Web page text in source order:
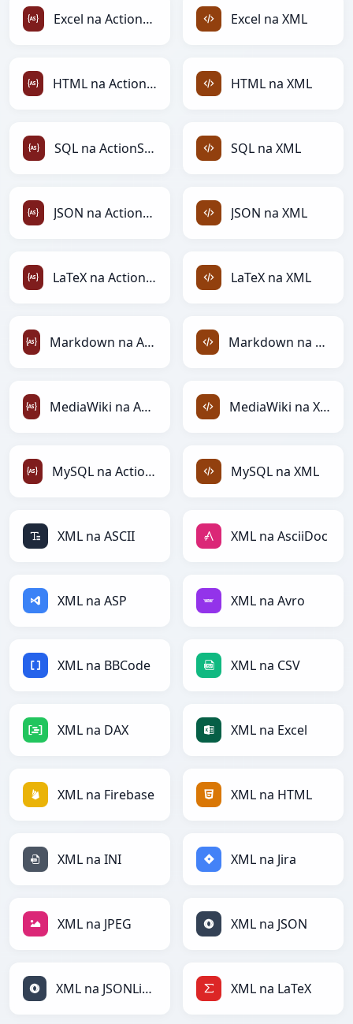
Excel na ActionScript Excel na XML
HTML na ActionScript HTML na XML
SQL na ActionScript SQL na XML
JSON na ActionScript JSON na XML
LaTeX na ActionScript LaTeX na XML
Markdown na ActionScript Markdown na XML
MediaWiki na ActionScript MediaWiki na XML
MySQL na ActionScript MySQL na XML
XML na ASCII XML na AsciiDoc
XML na ASP XML na Avro
XML na BBCode XML na CSV
XML na DAX XML na Excel
XML na Firebase XML na HTML
XML na INI XML na Jira
XML na JPEG XML na JSON
XML na JSONLines XML na LaTeX